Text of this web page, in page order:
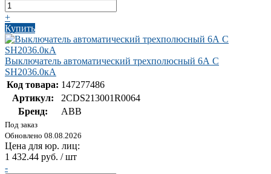
+
Купить
Выключатель автоматический трехполюсный 6А С
SH2036.0кА
Код товара: 147277486
Артикул:
2CDS213001R0064
Бренд:
ABB
Под заказ
Обновлено 08.08.2026
Цена для юр. лиц:
1 432.44 руб. / шт
-